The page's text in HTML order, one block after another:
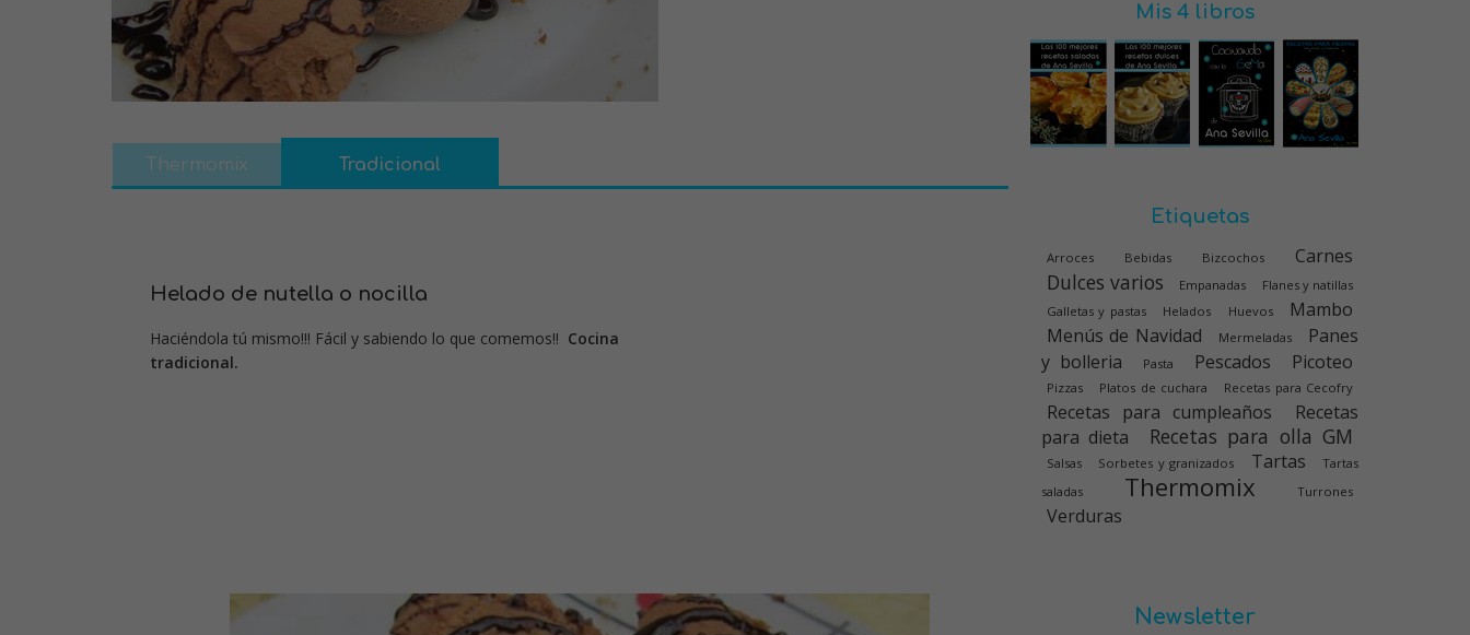
Thermomix Tradicional
H elado de nutella o nocilla
Haciéndola tú mismo!!! Fácil y sabiendo lo que comemos!! Cocina
tradicional.
Mis 4 libros
Etiquetas
Arroces Bebidas Bizcochos Carnes
Dulces varios Empanadas
Flanes y natillas
Galletas y pastas
Helados Huevos
Mambo
Menús de Navidad
Mermeladas
Panes
y bolleria
Pasta Pescados Picoteo
Pizzas Platos de cuchara Recetas para Cecofry
Recetas para cumpleaños
Recetas
para dieta
Recetas para olla GM
Salsas Sorbetes y granizados Tartas
Tartas
saladas
Thermomix Turrones
Verduras
Newsletter